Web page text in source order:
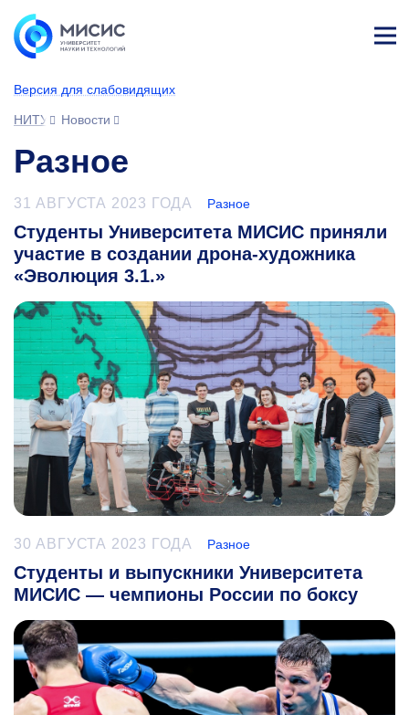
Версия для слабовидящих
НИТУ МИСИС
Новости
Разное
31 АВГУСТА 2023 ГОДА Разное
Студенты Университета МИСИС приняли
участие в создании дрона-художника
«Эволюция 3.1.»
30 АВГУСТА 2023 ГОДА Разное
Студенты и выпускники Университета
МИСИС — чемпионы России по боксу